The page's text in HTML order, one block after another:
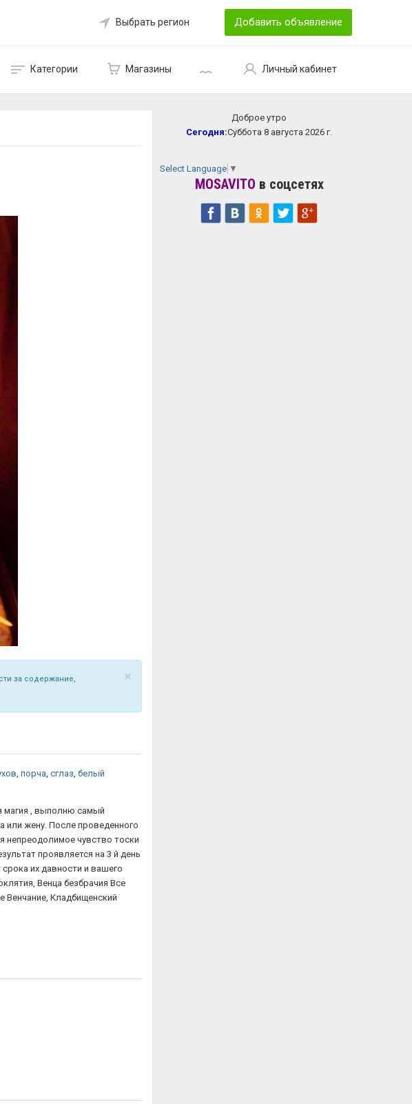
Выбрать регион Добавить объявление
Категории Магазины Личный кабинет
×
за содержание,
, порча, сглаз, белый
магия , выполню самый
или жену. После проведенного
непреодолимое чувство тоски
проявляется на 3 й день
их давности и вашего
Венца безбрачия Все
Венчание, Кладбищенский
Доброе утро
Сегодня:Суббота 8 августа 2026 г.
Select Language ▼
MOSAVITO в соцсетях